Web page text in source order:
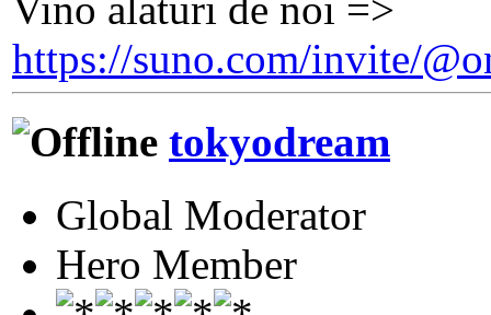
https://suno.com/invite/
tokyodream
Global Moderator
Hero Member